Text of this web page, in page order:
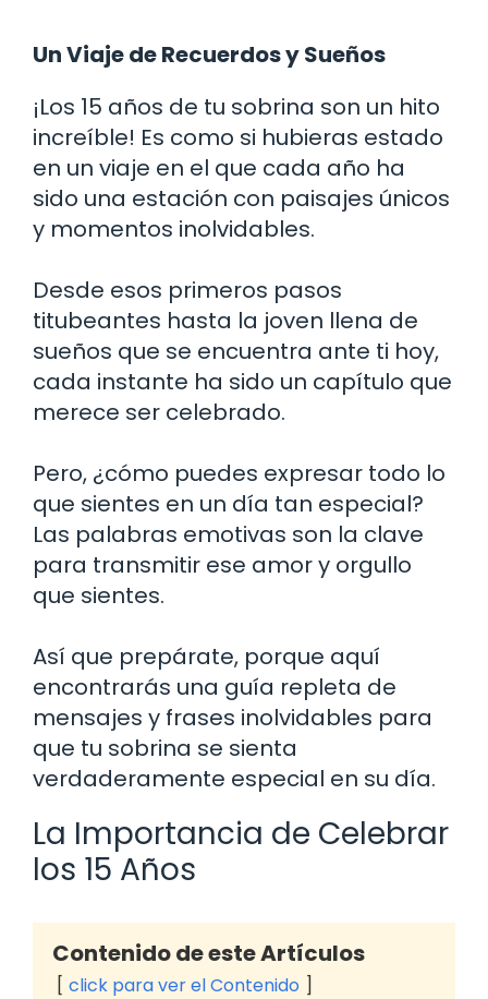
Un Viaje de Recuerdos y Sueños
¡Los 15 años de tu sobrina son un hito
increíble! Es como si hubieras estado
en un viaje en el que cada año ha
sido una estación con paisajes únicos
y momentos inolvidables.
Desde esos primeros pasos
titubeantes hasta la joven llena de
sueños que se encuentra ante ti hoy,
cada instante ha sido un capítulo que
merece ser celebrado.
Pero, ¿cómo puedes expresar todo lo
que sientes en un día tan especial?
Las palabras emotivas son la clave
para transmitir ese amor y orgullo
que sientes.
Así que prepárate, porque aquí
encontrarás una guía repleta de
mensajes y frases inolvidables para
que tu sobrina se sienta
verdaderamente especial en su día.
La Importancia de Celebrar
los 15 Años
Contenido de este Artículos
click para ver el Contenido